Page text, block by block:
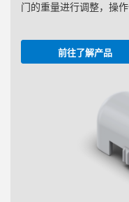
门的重量进行调整，操
前往了解产品